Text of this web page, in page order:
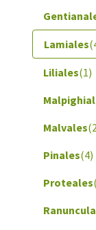
Lamiales
Liliales(1)
Malvales
Pinales(4)
Proteales